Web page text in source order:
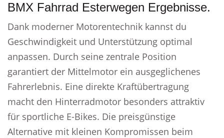
BMX Fahrrad Esterwegen Ergebnisse.
Dank moderner Motorentechnik kannst du
Geschwindigkeit und Unterstützung optimal
anpassen. Durch seine zentrale Position
garantiert der Mittelmotor ein ausgeglichenes
Fahrerlebnis. Eine direkte Kraftübertragung
macht den Hinterradmotor besonders attraktiv
für sportliche E-Bikes. Die preisgünstige
Alternative mit kleinen Kompromissen beim